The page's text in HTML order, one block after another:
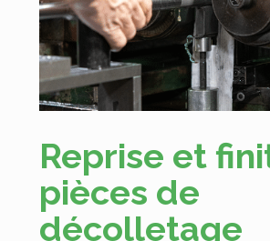
Reprise et
pièces de
décolletage